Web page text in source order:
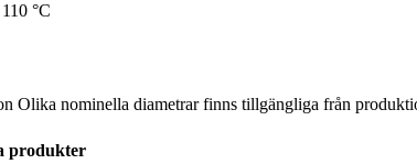
°C
Olika nominella diametrar finns tillgängliga från
produkter